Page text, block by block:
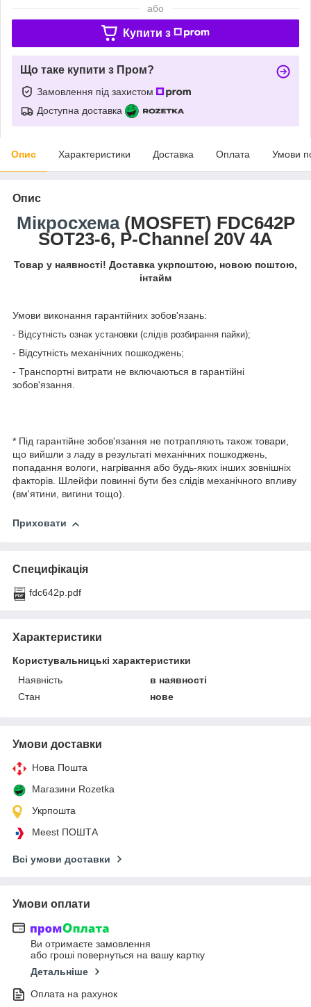
або
Купити з
Що таке купити з Пром?
Замовлення під захистом
Доступна доставка
Опис Характеристики Доставка Оплата Умови
Опис
Мікросхема(MOSFET) FDC642P
SOT23-6, P-Channel 20V 4A
Товар у наявності! Доставка укрпоштою, новою поштою,
інтайм
Умови виконання гарантійних зобов'язань:
- Відсутність ознак установки (слідів розбирання пайки);
- Відсутність механічних пошкоджень;
- Транспортні витрати не включаються в гарантійні
зобов'язання.
* Під гарантійне зобов'язання не потрапляють також товари,
що вийшли з ладу в результаті механічних пошкоджень,
попадання вологи, нагрівання або будь-яких інших зовнішніх
факторів. Шлейфи повинні бути без слідів механічного впливу
(вм'ятини, вигини тощо).
Приховати
Специфікація
fdc642p.pdf
Характеристики
Користувальницькі характеристики
Наявність
в наявності
Стан
нове
Умови доставки
Нова Пошта
Магазини Rozetka
Укрпошта
Meest ПОШТА
Всі умови доставки
Умови оплати
Ви отримаєте замовлення
або гроші повернуться на вашу картку
Детальніше
Оплата на рахунок